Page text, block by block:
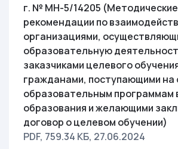
г. № МН-5/14205 (Методические
рекомендации по
организациями,
образовательную
заказчиками целевого
гражданами, поступающими на
образовательным программам
образования и желающими
договор о целевом обучении)
PDF, 759.34 КБ, 27.06.2024